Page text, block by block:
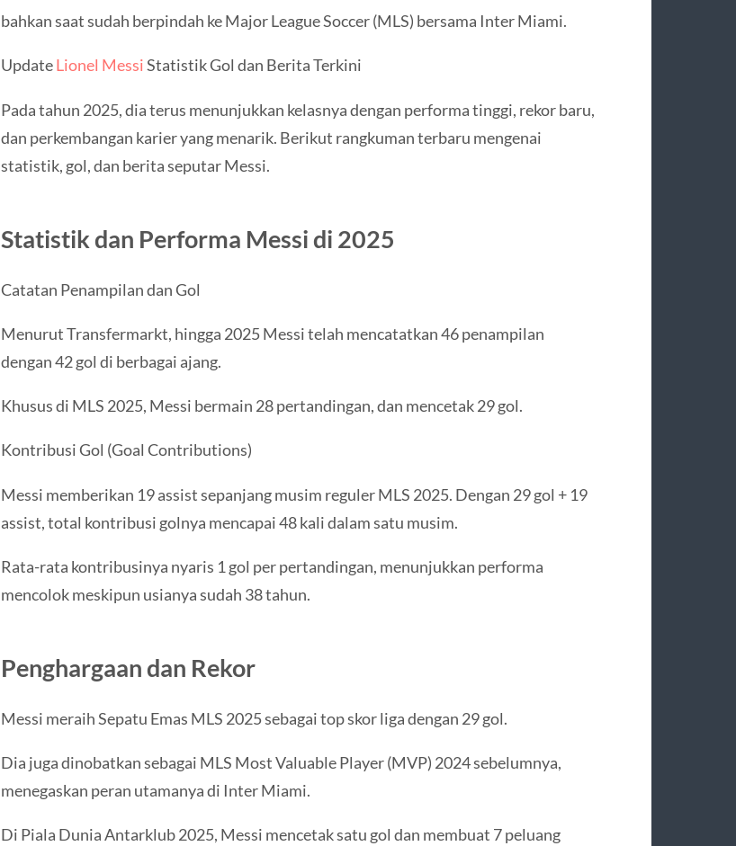
bahkan saat sudah berpindah ke Major League Soccer (MLS) bersama Inter Miami.
UpdateLionel MessiStatistik Gol dan Berita Terkini
Pada tahun 2025, dia terus menunjukkan kelasnya dengan performa tinggi, rekor baru,
dan perkembangan karier yang menarik. Berikut rangkuman terbaru mengenai
statistik, gol, dan berita seputar Messi.
Statistik dan Performa Messi di 2025
Catatan Penampilan dan Gol
Menurut Transfermarkt, hingga 2025 Messi telah mencatatkan 46 penampilan
dengan 42 gol di berbagai ajang.
Khusus di MLS 2025, Messi bermain 28 pertandingan, dan mencetak 29 gol.
Kontribusi Gol (Goal Contributions)
Messi memberikan 19 assist sepanjang musim reguler MLS 2025. Dengan 29 gol + 19
assist, total kontribusi golnya mencapai 48 kali dalam satu musim.
Rata-rata kontribusinya nyaris 1 gol per pertandingan, menunjukkan performa
mencolok meskipun usianya sudah 38 tahun.
Penghargaan dan Rekor
Messi meraih Sepatu Emas MLS 2025 sebagai top skor liga dengan 29 gol.
Dia juga dinobatkan sebagai MLS Most Valuable Player (MVP) 2024 sebelumnya,
menegaskan peran utamanya di Inter Miami.
Di Piala Dunia Antarklub 2025, Messi mencetak satu gol dan membuat 7 peluang